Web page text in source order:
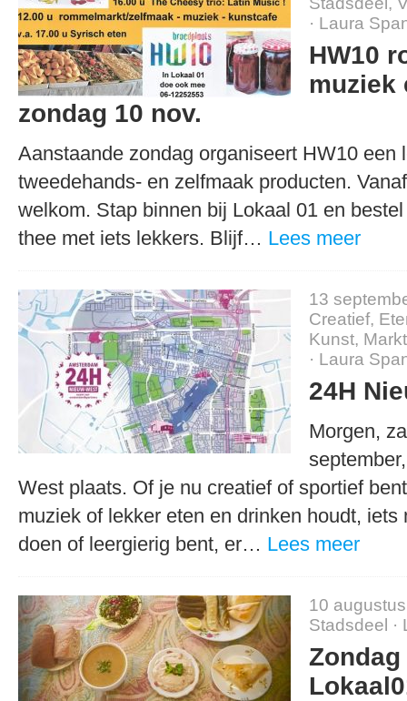
· Laura
HW10
muziek
zondag 10 nov.
Aanstaande zondag organiseert HW10 een
tweedehands- en zelfmaak producten.
welkom. Stap binnen bij Lokaal 01 en
thee met iets lekkers. Blijf… Lees meer
13
Creatief,
Kunst, Markt
· Laura
24H
Morgen,
West plaats. Of je nu creatief of sportief
muziek of lekker eten en drinken houdt, iets
doen of leergierig bent, er… Lees meer
10
Stadsdeel ·